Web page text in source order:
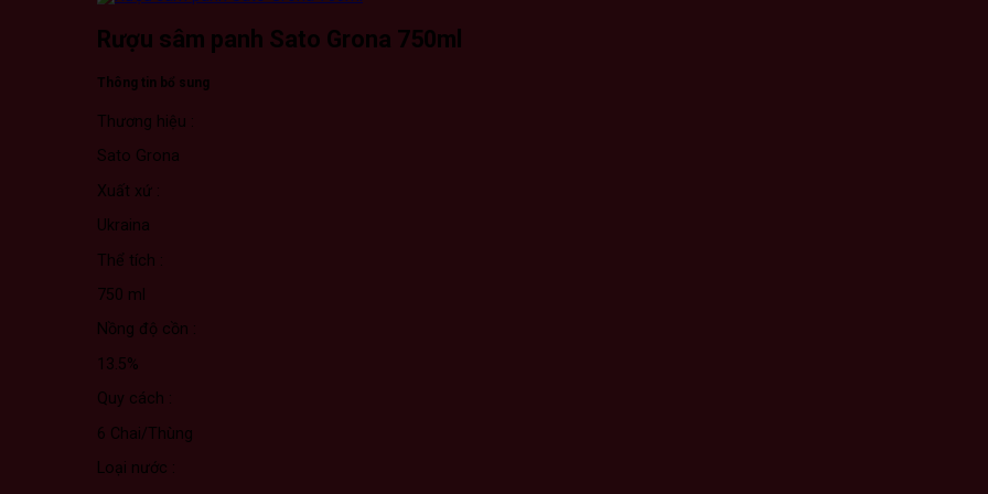
Sato
750ml
lượng
Rượu sâm panh Sato Grona 750ml
Thông tin bổ sung
Thương hiệu :
Sato Grona
Xuất xứ :
Ukraina
Thể tích :
750 ml
Nồng độ cồn :
13.5%
Quy cách :
6 Chai/Thùng
Loại nước :